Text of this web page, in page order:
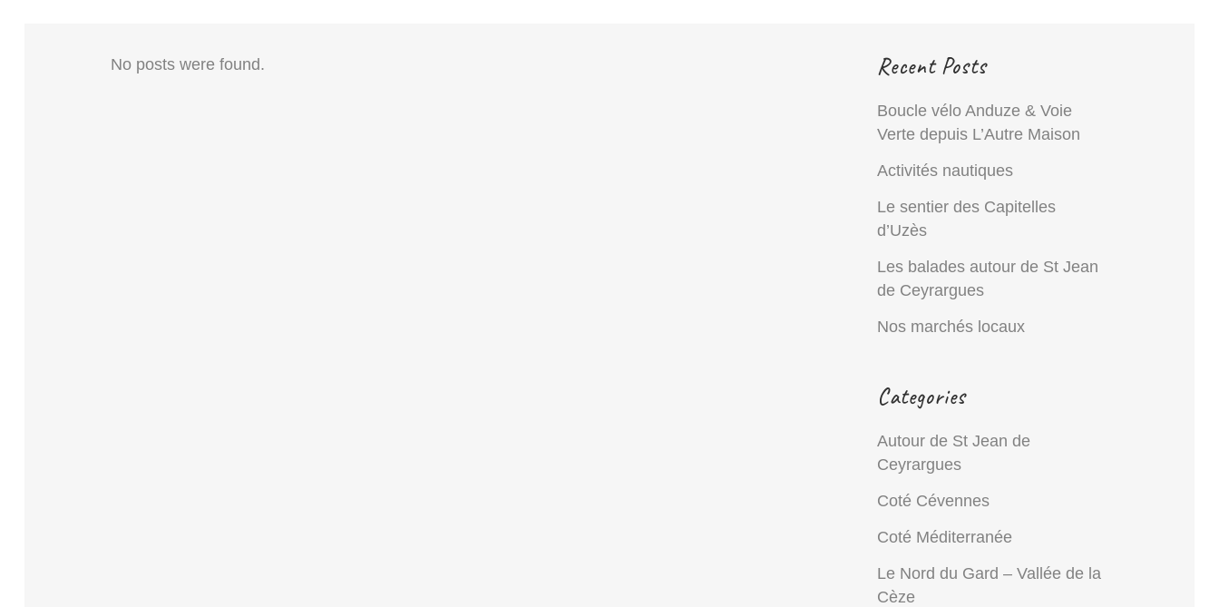
No posts were found. Recent Posts
Boucle vélo Anduze & Voie
Verte depuis L’Autre Maison
Activités nautiques
Le sentier des Capitelles
d’Uzès
Les balades autour de St Jean
de Ceyrargues
Nos marchés locaux
Categories
Autour de St Jean de
Ceyrargues
Coté Cévennes
Coté Méditerranée
Le Nord du Gard – Vallée de la
Cèze